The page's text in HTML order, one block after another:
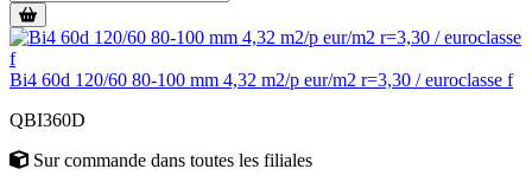
Bi4 60d 120/60 80-100 mm 4,32 m2/p eur/m2 r=3,30 / euroclasse f
QBI360D
Sur commande dans toutes les filiales